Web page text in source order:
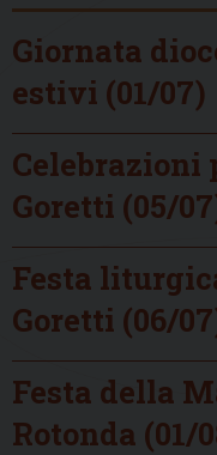
Giornata
estivi (01/07)
Celebrazioni
Goretti (05/
Festa
Goretti (06/
Festa della
Rotonda (01/